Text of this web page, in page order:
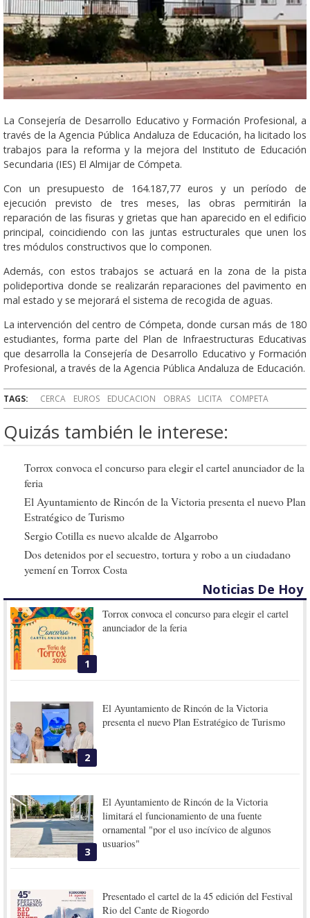
La Consejería de Desarrollo Educativo y Formación Profesional, a
través de la Agencia Pública Andaluza de Educación, ha licitado los
trabajos para la reforma y la mejora del Instituto de Educación
Secundaria (IES) El Almijar de Cómpeta.
Con un presupuesto de 164.187,77 euros y un período de
ejecución previsto de tres meses, las obras permitirán la
reparación de las fisuras y grietas que han aparecido en el edificio
principal, coincidiendo con las juntas estructurales que unen los
tres módulos constructivos que lo componen.
Además, con estos trabajos se actuará en la zona de la pista
polideportiva donde se realizarán reparaciones del pavimento en
mal estado y se mejorará el sistema de recogida de aguas.
La intervención del centro de Cómpeta, donde cursan más de 180
estudiantes, forma parte del Plan de Infraestructuras Educativas
que desarrolla la Consejería de Desarrollo Educativo y Formación
Profesional, a través de la Agencia Pública Andaluza de Educación.
TAGS: CERCA EUROS EDUCACION OBRAS LICITA COMPETA
Quizás también le interese:
Torrox convoca el concurso para elegir el cartel anunciador de la
feria
El Ayuntamiento de Rincón de la Victoria presenta el nuevo Plan
Estratégico de Turismo
Sergio Cotilla es nuevo alcalde de Algarrobo
Dos detenidos por el secuestro, tortura y robo a un ciudadano
yemení en Torrox Costa
Noticias De Hoy
1
Torrox convoca el concurso para elegir el cartel
anunciador de la feria
2
El Ayuntamiento de Rincón de la Victoria
presenta el nuevo Plan Estratégico de Turismo
3
El Ayuntamiento de Rincón de la Victoria
limitará el funcionamiento de una fuente
ornamental "por el uso incívico de algunos
usuarios"
Presentado el cartel de la 45 edición del Festival
Rio del Cante de Riogordo